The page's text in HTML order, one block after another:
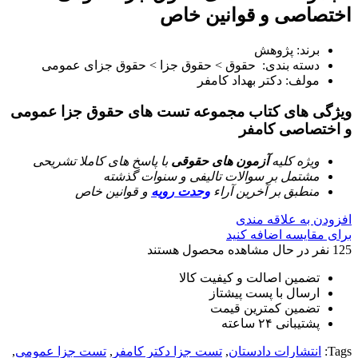
اختصاصی و قوانین خاص
برند: پژوهش
دسته بندی: حقوق > حقوق جزا > حقوق جزای عمومی
مولف: دکتر بهداد کامفر
ویژگی های کتاب مجموعه تست های حقوق جزا عمومی
و اختصاصی کامفر
ویژه کلیهآزمون های حقوقی با پاسخ های کاملا تشریحی
مشتمل بر سوالات تالیفی و سنوات گذشته
منطبق بر آخرین آراء وحدت رویه و قوانین خاص
افزودن به علاقه مندی
برای مقایسه اضافه کنید
125 نفر در حال مشاهده محصول هستند
تضمین اصالت و کیفیت کالا
ارسال با پست پیشتاز
تضمین کمترین قیمت
پشتیبانی ۲۴ ساعته
Tags: انتشارات دادستان, تست جزا دکتر کامفر , تست جزا عمومی,